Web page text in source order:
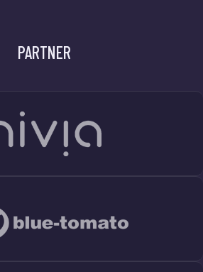
PARTNER